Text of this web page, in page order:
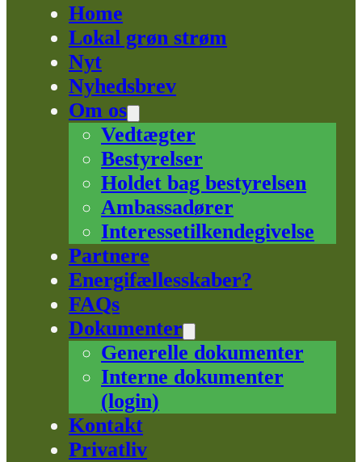
Home
Lokal grøn strøm
Nyt
Nyhedsbrev
Om os
Vedtægter
Bestyrelser
Holdet bag bestyrelsen
Ambassadører
Interessetilkendegivelse
Partnere
Energifællesskaber?
FAQs
Dokumenter
Generelle dokumenter
Interne dokumenter
(login)
Kontakt
Privatliv